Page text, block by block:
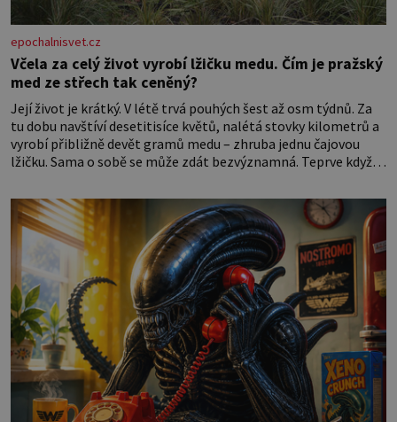
epochalnisvet.cz
Včela za celý život vyrobí lžičku medu. Čím je pražský
med ze střech tak ceněný?
Její život je krátký. V létě trvá pouhých šest až osm týdnů. Za
tu dobu navštíví desetitisíce květů, nalétá stovky kilometrů a
vyrobí přibližně devět gramů medu – zhruba jednu čajovou
lžičku. Sama o sobě se může zdát bezvýznamná. Teprve když
vznikne jeden z nejdokonalejších organismů